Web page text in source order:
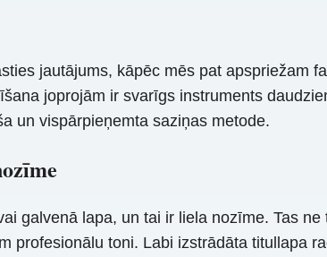
jautājums, kāpēc mēs pat apspriežam
joprojām ir svarīgs instruments
un vispārpieņemta saziņas metode.
galvenā lapa, un tai ir liela nozīme. Tas
profesionālu toni. Labi izstrādāta titullapa